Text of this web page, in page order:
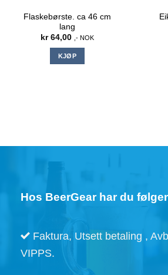
Flaskebørste. ca 46 cm
lang
kr64,00 ,- NOK
KJØP
Hos BeerGear har du
Faktura, Utsett betaling ,
VIPPS.